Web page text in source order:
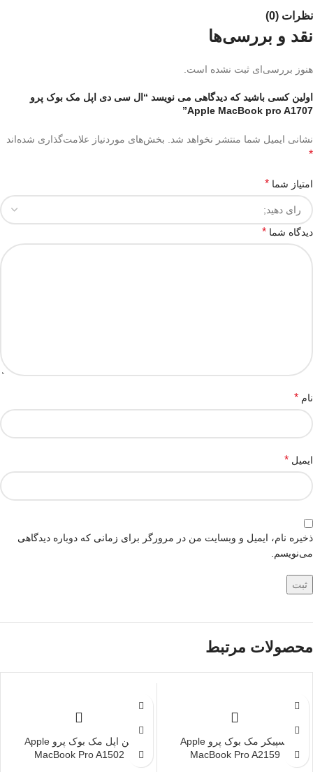
نظرات (0)
نقد و بررسی‌ها
هنوز بررسی‌ای ثبت نشده است.
اولین کسی باشید که دیدگاهی می نویسد “ال سی دی اپل مک بوک پرو
Apple MacBook pro A1707”
نشانی ایمیل شما منتشر نخواهد شد. بخش‌های موردنیاز علامت‌گذاری شده‌اند
*
امتیاز شما *
دیدگاه شما *
نام *
ایمیل *
ذخیره نام، ایمیل و وبسایت من در مرورگر برای زمانی که دوباره دیدگاهی
می‌نویسم.
محصولات مرتبط
اسپیکر مک بوک پرو Apple
MacBook Pro A2159
فن اپل مک بوک پرو Apple
MacBook Pro A1502